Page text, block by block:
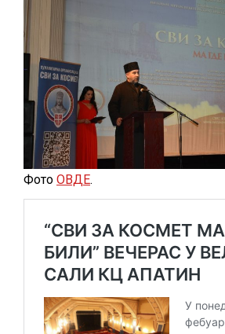
Фото ОВДЕ.